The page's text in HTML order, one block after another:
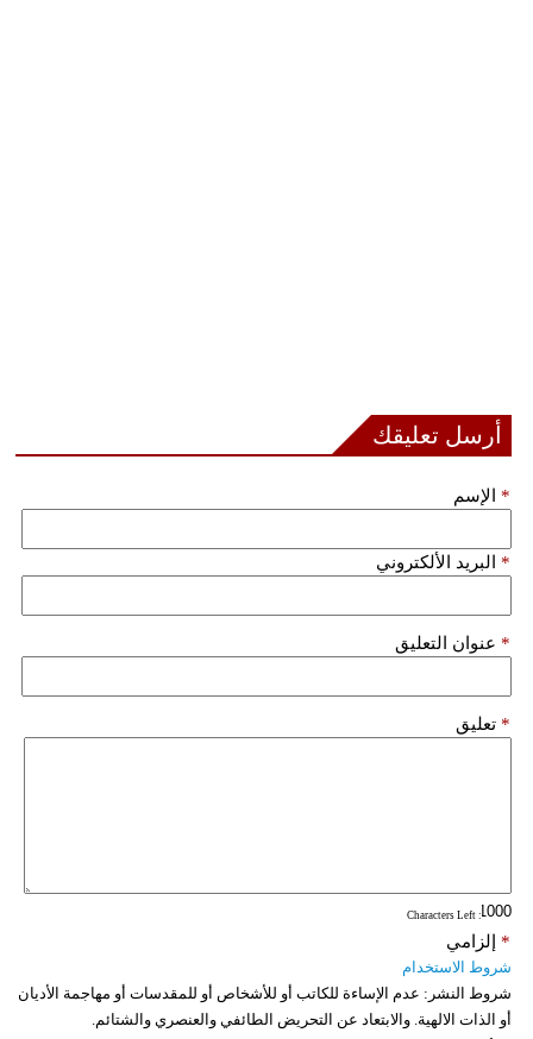
أرسل تعليقك
الإسم *
البريد الألكتروني *
عنوان التعليق *
تعليق *
: Characters Left
إلزامي *
شروط الاستخدام
شروط النشر: عدم الإساءة للكاتب أو للأشخاص أو للمقدسات أو مهاجمة الأديان
أو الذات الالهية. والابتعاد عن التحريض الطائفي والعنصري والشتائم.